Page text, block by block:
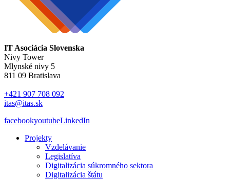
IT Asociácia Slovenska
Nivy Tower
Mlynské nivy 5
811 09 Bratislava
+421 907 708 092
itas@itas.sk
facebookyoutubeLinkedIn
Projekty
Vzdelávanie
Legislatíva
Digitalizácia súkromného sektora
Digitalizácia štátu